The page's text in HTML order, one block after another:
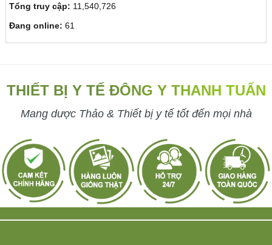
Tổng truy cập: 11,540,726
Đang online: 61
THIẾT BỊ Y TẾ ĐÔNG Y THANH TUẤN
Mang dược Thảo & Thiết bị y tế tốt đến mọi nhà